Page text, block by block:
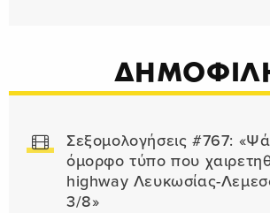
Σεξομολογήσεις #767:
όμορφο τύπο που
highway Λευκωσίας-
3/8»